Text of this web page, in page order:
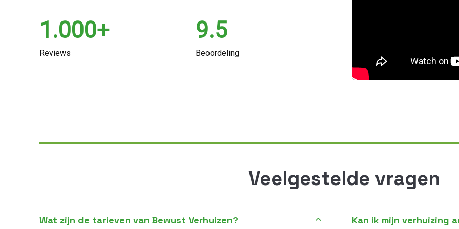
1.000+
Reviews
9.5
Beoordeling
Veelgestelde vragen
Wat zijn de tarieven van Bewust Verhuizen? Kan ik mijn verhuizing